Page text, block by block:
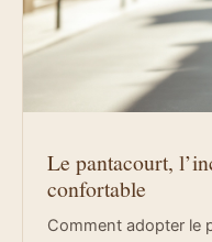
Le pantacourt,
confortable
Comment adopter le